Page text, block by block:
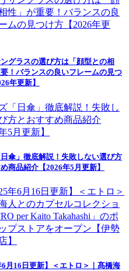
グラスの選び方は「顔型との相
！バランスの良いフレームの見つ
年更新】
日傘」徹底解説！失敗しない選び方
商品紹介【2026年5月更新】
6月16日更新】＜エトロ＞｜髙橋海